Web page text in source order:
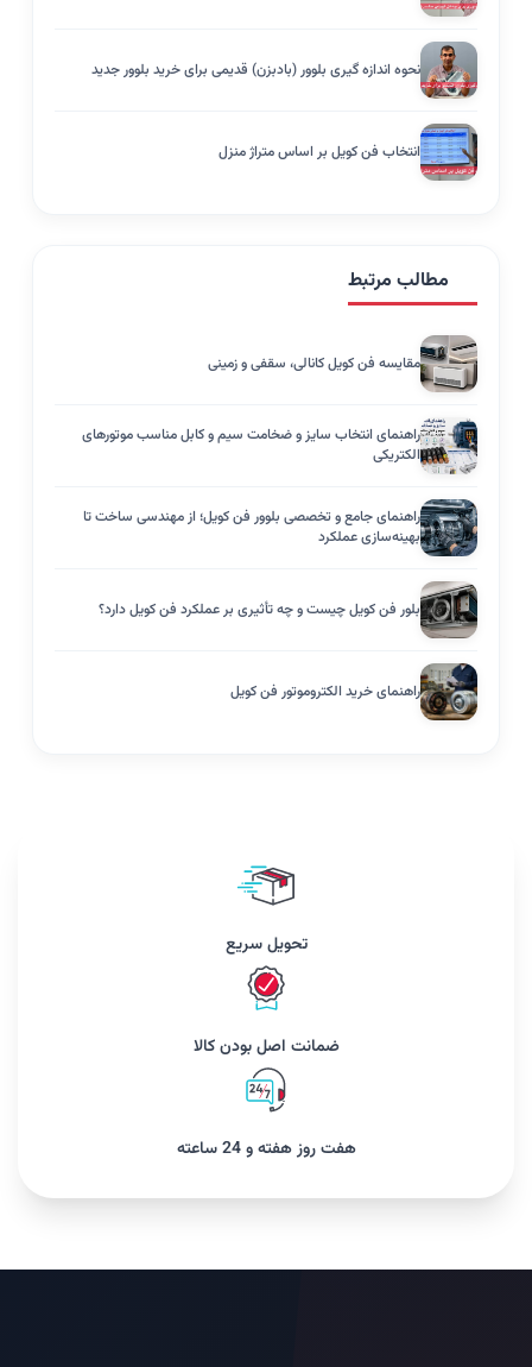
نحوه اندازه گیری بلوور (بادبزن) قدیمی برای خرید بلوور جدید
انتخاب فن کویل بر اساس متراژ منزل
مطالب مرتبط
مقایسه فن کویل کانالی، سقفی و زمینی
راهنمای انتخاب سایز و ضخامت سیم و کابل مناسب موتورهای
الکتریکی
راهنمای جامع و تخصصی بلوور فن کویل؛ از مهندسی ساخت تا
بهینه‌سازی عملکرد
بلور فن کویل چیست و چه تأثیری بر عملکرد فن کویل دارد؟
راهنمای خرید الکتروموتور فن کویل
تحویل سریع
ضمانت اصل بودن کالا
هفت روز هفته و 24 ساعته